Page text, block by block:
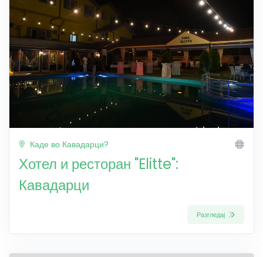
Каде во Кавадарци?
Хотел и ресторан "Elitte":
Кавадарци
Разгледај